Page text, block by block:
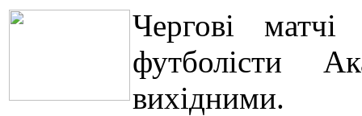
Чергові
футболісти
вихідними.